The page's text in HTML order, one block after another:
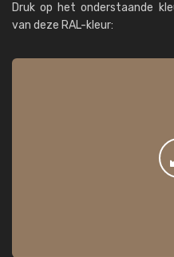
Druk op het onderstaande
van deze RAL-kleur: